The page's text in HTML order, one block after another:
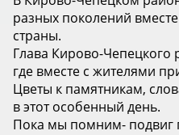
разных поколений
страны.
Глава Кирово-
где вместе с жителями
Цветы к памятникам,
в этот особенный день.
Пока мы помним- подвиг